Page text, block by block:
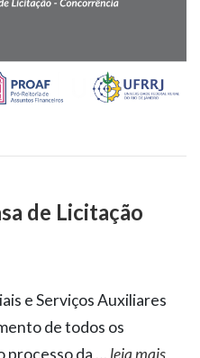
de Licitação
e Serviços Auxiliares
de todos os
processo da … leia mais